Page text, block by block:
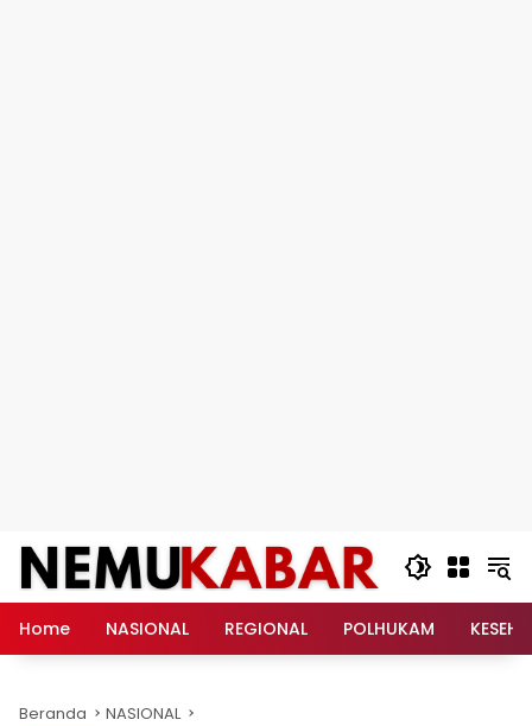
Langsung
konten
Home
NASIONAL REGIONAL POLHUKAM
Beranda NASIONAL